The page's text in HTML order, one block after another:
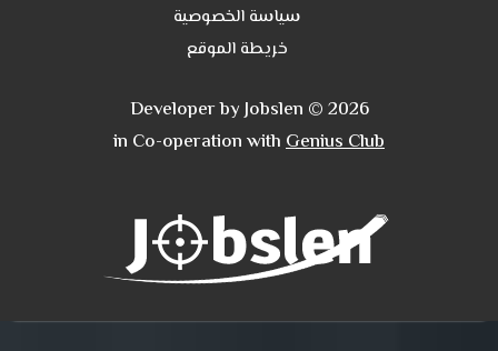
سياسة الخصوصية
خريطة الموقع
Developer by Jobslen © 2026
in Co-operation withGenius Club